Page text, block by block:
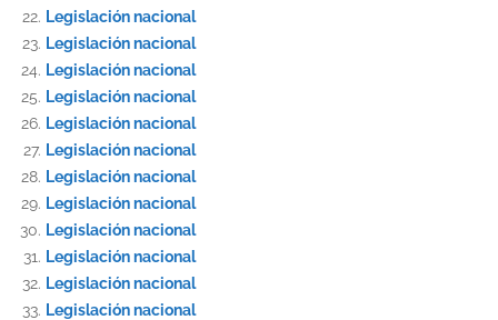
Legislación nacional
Legislación nacional
Legislación nacional
Legislación nacional
Legislación nacional
Legislación nacional
Legislación nacional
Legislación nacional
Legislación nacional
Legislación nacional
Legislación nacional
Legislación nacional